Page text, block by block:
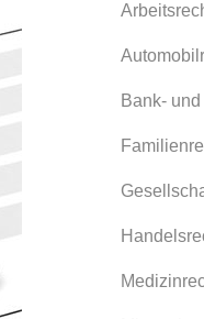
Bank-